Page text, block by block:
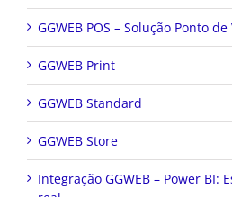
GGWEB POS – Solução Ponto de
GGWEB Print
GGWEB Standard
GGWEB Store
Integração GGWEB – Power BI: